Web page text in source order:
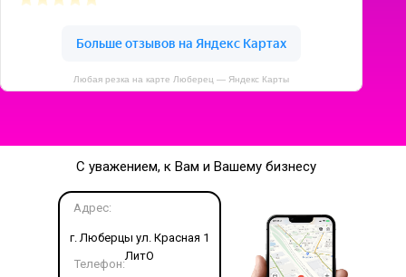
Любая резка на карте Люберец — Яндекс Карты
С уважением, к Вам и Вашему бизнесу
Адрес:
г. Люберцы ул. Красная 1
ЛитО
Телефон: